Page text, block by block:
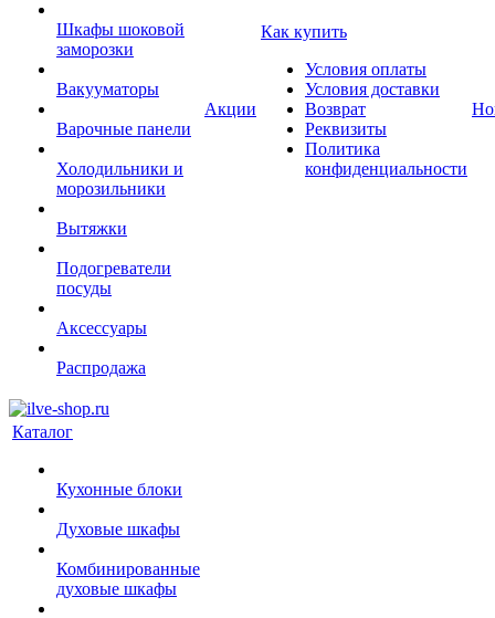
Шкафы шоковой
заморозки
Вакууматоры
Варочные панели
Холодильники и
морозильники
Вытяжки
Подогреватели
посуды
Аксессуары
Распродажа
Акции
Как купить
Условия оплаты
Условия доставки
Возврат
Реквизиты
Политика
конфиденциальности
Каталог
Кухонные блоки
Духовые шкафы
Комбинированные
духовые шкафы